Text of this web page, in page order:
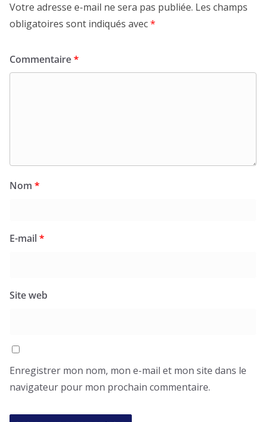
Votre adresse e-mail ne sera pas publiée. Les champs
obligatoires sont indiqués avec*
Commentaire*
Nom *
E-mail*
Site web
Enregistrer mon nom, mon e-mail et mon site dans le
navigateur pour mon prochain commentaire.